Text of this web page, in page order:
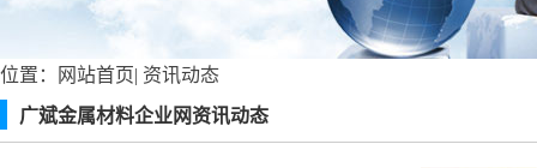
位置： 网站首页| 资讯动态
广斌金属材料企业网资讯动态